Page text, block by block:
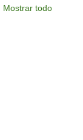
Mostrar todo